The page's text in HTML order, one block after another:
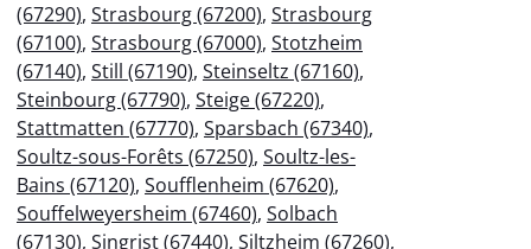
(67290), Strasbourg (67200), Strasbourg
(67100), Strasbourg (67000), Stotzheim
(67140), Still (67190), Steinseltz (67160),
Steinbourg (67790), Steige (67220),
Stattmatten (67770), Sparsbach (67340),
Soultz-sous-Forêts (67250), Soultz-les-
Bains (67120), Soufflenheim (67620),
Souffelweyersheim (67460), Solbach
(67130), Singrist (67440), Siltzheim (67260),